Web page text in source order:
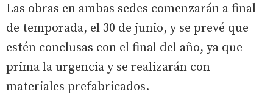
Las obras en ambas sedes comenzarán a final
de temporada, el 30 de junio, y se prevé que
estén conclusas con el final del año, ya que
prima la urgencia y se realizarán con
materiales prefabricados.